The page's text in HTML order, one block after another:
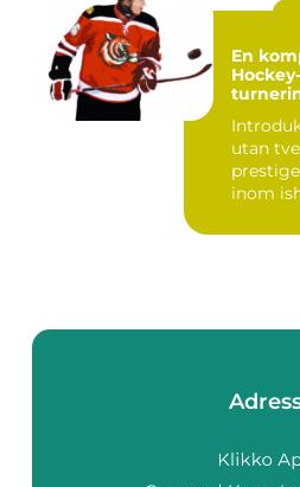
En
Introduktion:
utan
inom